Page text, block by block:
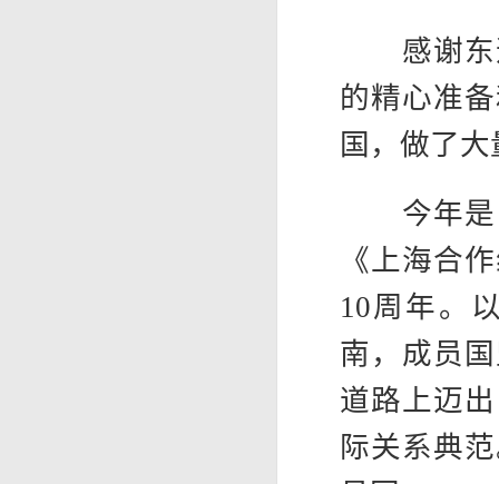
感谢东道
的精心准
国，做了
今年是《
《上海合
10周年。
南，成员
道路上迈
际关系典